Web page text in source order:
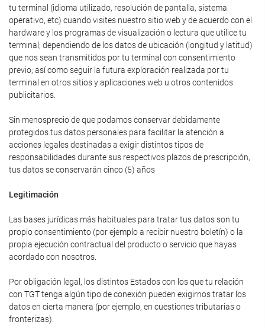
tu terminal (idioma utilizado, resolución de pantalla, sistema
operativo, etc) cuando visites nuestro sitio web y de acuerdo con el
hardware y los programas de visualización o lectura que utilice tu
terminal; dependiendo de los datos de ubicación (longitud y latitud)
que nos sean transmitidos por tu terminal con consentimiento
previo; así como seguir la futura exploración realizada por tu
terminal en otros sitios y aplicaciones web u otros contenidos
publicitarios.
Sin menosprecio de que podamos conservar debidamente
protegidos tus datos personales para facilitar la atención a
acciones legales destinadas a exigir distintos tipos de
responsabilidades durante sus respectivos plazos de prescripción,
tus datos se conservarán cinco (5) años
Legitimación
Las bases jurídicas más habituales para tratar tus datos son tu
propio consentimiento (por ejemplo a recibir nuestro boletín) o la
propia ejecución contractual del producto o servicio que hayas
acordado con nosotros.
Por obligación legal, los distintos Estados con los que tu relación
con TGT tenga algún tipo de conexión pueden exigirnos tratar los
datos en cierta manera (por ejemplo, en cuestiones tributarias o
fronterizas).